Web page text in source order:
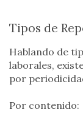
Tipos de
Hablando de
laborales,
por
Por contenido: